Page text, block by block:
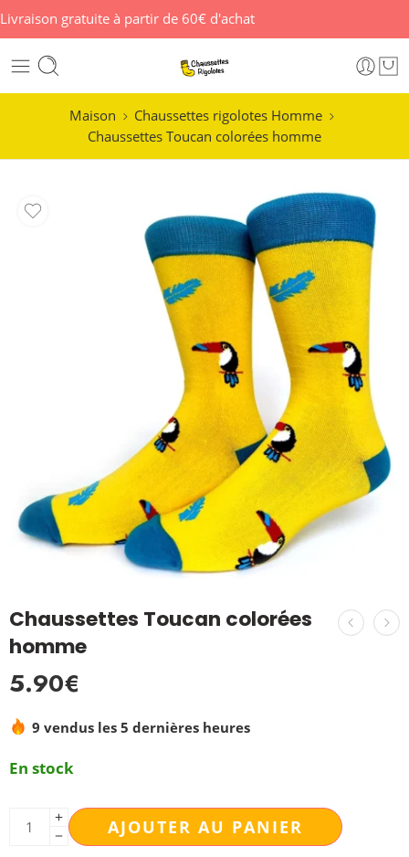
Livraison gratuite à partir de 60€ d'achat
Maison
Chaussettes rigolotes Homme
Chaussettes Toucan colorées homme
Chaussettes Toucan colorées
homme
5.90€
9 vendus les 5 dernières heures
En stock
AJOUTER AU PANIER